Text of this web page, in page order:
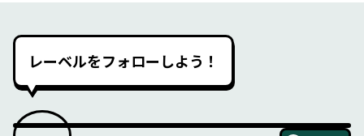
レーベルをフォローしよう！